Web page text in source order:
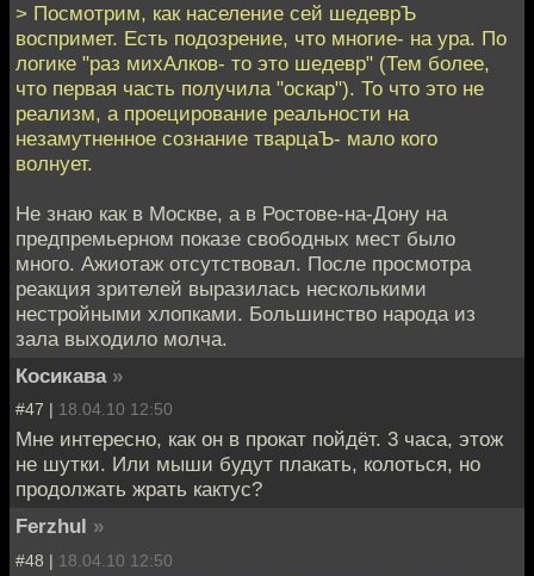
> Посмотрим, как население сей шедеврЪ
воспримет. Есть подозрение, что многие- на ура. По
логике "раз михАлков- то это шедевр" (Тем более,
что первая часть получила "оскар"). То что это не
реализм, а проецирование реальности на
незамутненное сознание тварцаЪ- мало кого
волнует.
Не знаю как в Москве, а в Ростове-на-Дону на
предпремьерном показе свободных мест было
много. Ажиотаж отсутствовал. После просмотра
реакция зрителей выразилась несколькими
нестройными хлопками. Большинство народа из
зала выходило молча.
Косикава »
#47 | 18.04.10 12:50
Мне интересно, как он в прокат пойдёт. 3 часа, этож
не шутки. Или мыши будут плакать, колоться, но
продолжать жрать кактус?
Ferzhul »
#48 | 18.04.10 12:50